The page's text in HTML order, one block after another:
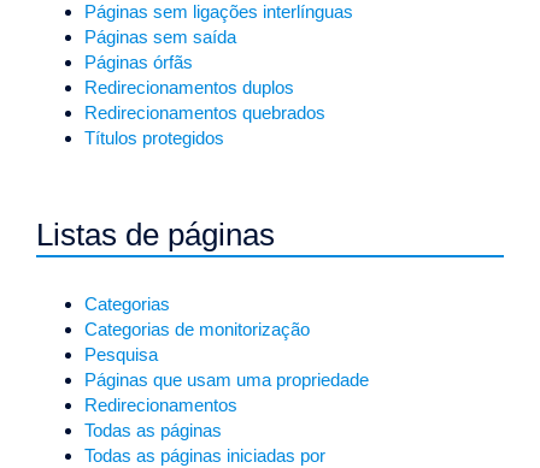
Páginas sem ligações interlínguas
Páginas sem saída
Páginas órfãs
Redirecionamentos duplos
Redirecionamentos quebrados
Títulos protegidos
Listas de páginas
Categorias
Categorias de monitorização
Pesquisa
Páginas que usam uma propriedade
Redirecionamentos
Todas as páginas
Todas as páginas iniciadas por